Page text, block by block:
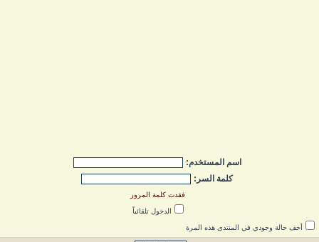
اسم المستخدم:
كلمة السر:
فقدت كلمة المرور
الدخول تلقائياً
أخف حالة وجودي في المنتدى هذه المرة